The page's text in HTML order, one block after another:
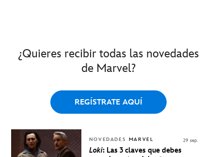
¿Quieres recibir todas las novedades
de Marvel?
REGÍSTRATE AQUÍ
NOVEDADES MARVEL
Loki: Las 3 claves que debes
29 sep.